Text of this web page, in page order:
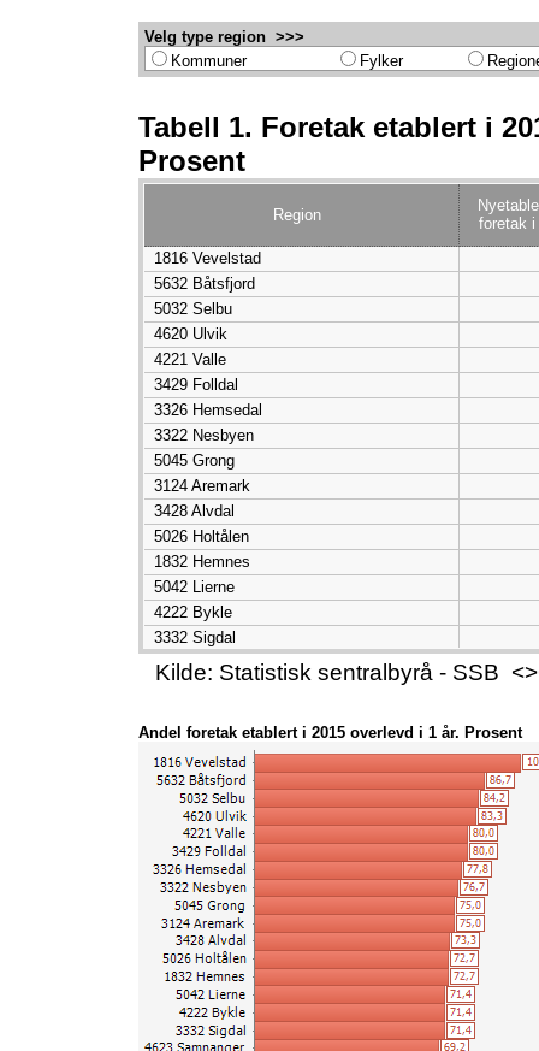
Velg type region >>>
Kommuner
Fylker
Tabell 1. Foretak etablert i
Prosent
Region
foretak i
1816 Vevelstad
5632 Båtsfjord
5032 Selbu
4620 Ulvik
4221 Valle
3429 Folldal
3326 Hemsedal
3322 Nesbyen
5045 Grong
3124 Aremark
3428 Alvdal
5026 Holtålen
1832 Hemnes
5042 Lierne
4222 Bykle
3332 Sigdal
4623 Samnanger
3324 Gol
5510 Kvæfjord
5043 Røyrvik
5034 Meråker
4635 Gulen
4619 Eidfjord
4611 Etne
4218 Iveland
3438 Sør-Fron
3435 Vågå
3449 Sør-Aurdal
3430 Os
1560 Tingvoll
Kilde: Statistisk sentralbyrå - SSB
Andel foretak etablert i 2015 overlevd i 1 år. Prosent